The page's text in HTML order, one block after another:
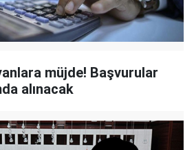
müjde! Başvurular
alınacak